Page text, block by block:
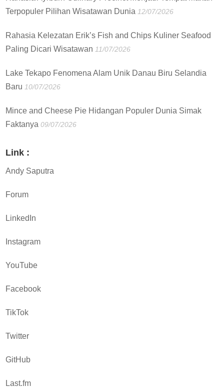
Terpopuler Pilihan Wisatawan Dunia 12/07/2026
Rahasia Kelezatan Erik’s Fish and Chips Kuliner Seafood
Paling Dicari Wisatawan 11/07/2026
Lake Tekapo Fenomena Alam Unik Danau Biru Selandia
Baru 10/07/2026
Mince and Cheese Pie Hidangan Populer Dunia Simak
Faktanya 09/07/2026
Link :
Andy Saputra
Forum
LinkedIn
Instagram
YouTube
Facebook
TikTok
Twitter
GitHub
Last.fm